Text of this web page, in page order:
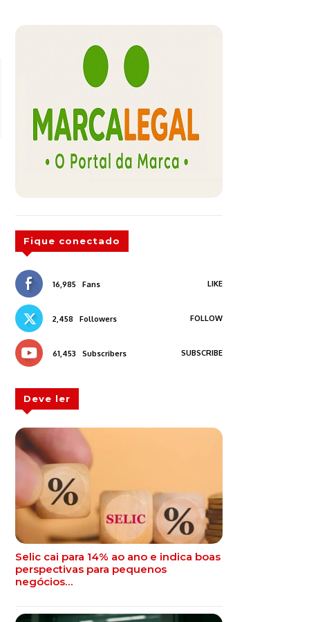
Fique conectado
16,985 Fans LIKE
2,458 Followers FOLLOW
61,453 Subscribers SUBSCRIBE
Deve ler
Selic cai para 14% ao ano e indica boas
perspectivas para pequenos
negócios…